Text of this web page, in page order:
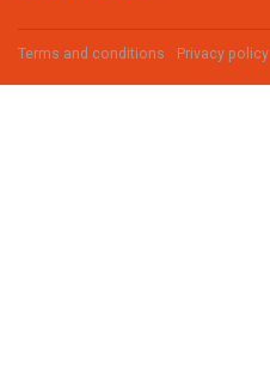
Terms and conditions Privacy policy